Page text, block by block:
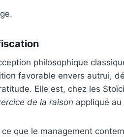
philosophique
favorable envers autrui,
Elle est, chez les
de la raison appliqué
que le management